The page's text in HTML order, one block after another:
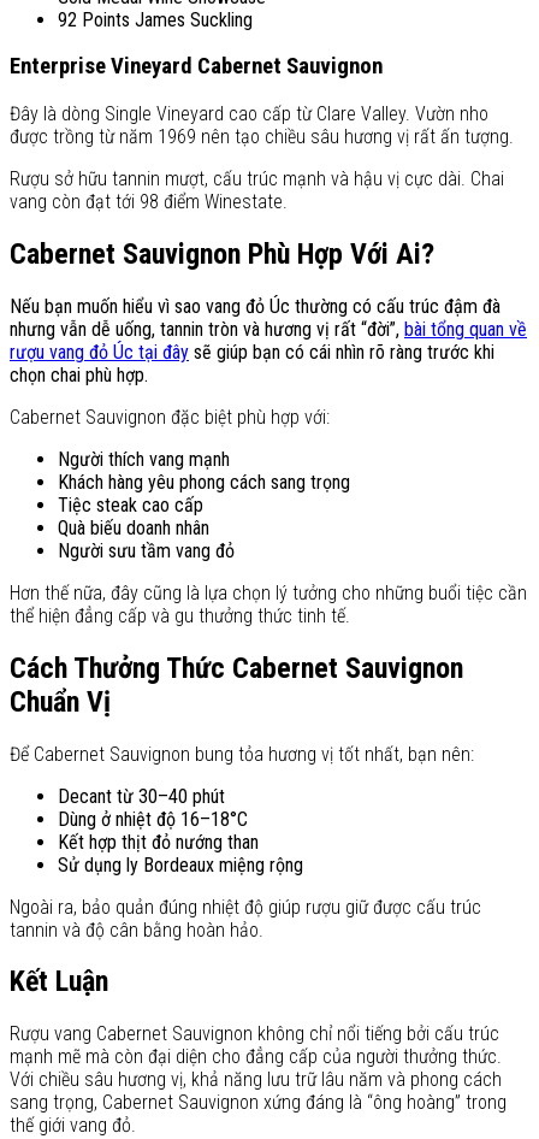
92 Points James Suckling
Enterprise Vineyard Cabernet Sauvignon
Đây là dòng Single Vineyard cao cấp từ Clare Valley. Vườn nho
được trồng từ năm 1969 nên tạo chiều sâu hương vị rất ấn tượng.
Rượu sở hữu tannin mượt, cấu trúc mạnh và hậu vị cực dài. Chai
vang còn đạt tới 98 điểm Winestate.
Cabernet Sauvignon Phù Hợp Với Ai?
Nếu bạn muốn hiểu vì sao vang đỏ Úc thường có cấu trúc đậm đà
nhưng vẫn dễ uống, tannin tròn và hương vị rất “đời”, bài tổng quan về
rượu vang đỏ Úc tại đây sẽ giúp bạn có cái nhìn rõ ràng trước khi
chọn chai phù hợp.
Cabernet Sauvignon đặc biệt phù hợp với:
Người thích vang mạnh
Khách hàng yêu phong cách sang trọng
Tiệc steak cao cấp
Quà biếu doanh nhân
Người sưu tầm vang đỏ
Hơn thế nữa, đây cũng là lựa chọn lý tưởng cho những buổi tiệc cần
thể hiện đẳng cấp và gu thưởng thức tinh tế.
Cách Thưởng Thức Cabernet Sauvignon
Chuẩn Vị
Để Cabernet Sauvignon bung tỏa hương vị tốt nhất, bạn nên:
Decant từ 30–40 phút
Dùng ở nhiệt độ 16–18°C
Kết hợp thịt đỏ nướng than
Sử dụng ly Bordeaux miệng rộng
Ngoài ra, bảo quản đúng nhiệt độ giúp rượu giữ được cấu trúc
tannin và độ cân bằng hoàn hảo.
Kết Luận
Rượu vang Cabernet Sauvignon không chỉ nổi tiếng bởi cấu trúc
mạnh mẽ mà còn đại diện cho đẳng cấp của người thưởng thức.
Với chiều sâu hương vị, khả năng lưu trữ lâu năm và phong cách
sang trọng, Cabernet Sauvignon xứng đáng là “ông hoàng” trong
thế giới vang đỏ.